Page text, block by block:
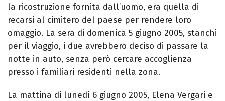
la ricostruzione fornita dall’uomo, era quella di
recarsi al cimitero del paese per rendere loro
omaggio. La sera di domenica 5 giugno 2005, stanchi
per il viaggio, i due avrebbero deciso di passare la
notte in auto, senza però cercare accoglienza
presso i familiari residenti nella zona.
La mattina di lunedì 6 giugno 2005, Elena Vergari e